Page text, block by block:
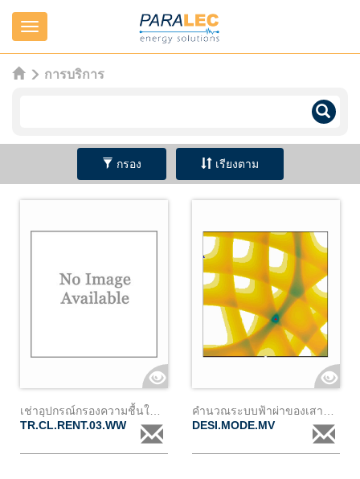
Navigation
การบริการ
กรอง เรียงตาม
TR.CL.RENT.03.WW
DESI.MODE.MV